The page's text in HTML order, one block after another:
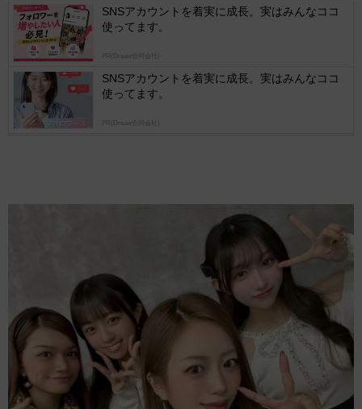
SNSアカウントを着実に成長。実はみんなココ
使ってます。
PR(Dreaw合同会社)
SNSアカウントを着実に成長。実はみんなココ
使ってます。
PR(Dreaw合同会社)